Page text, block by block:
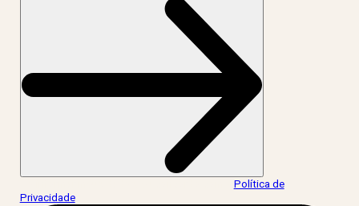
Política de
Privacidade.